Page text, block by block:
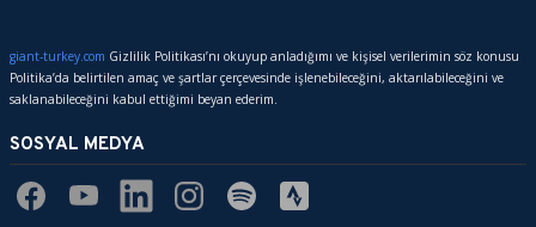
Bu ürüne benzer farklı alternatifler olmalı.
giant-turkey.com Gizlilik Politikası’nı okuyup anladığımı ve kişisel verilerimin söz konusu
Politika’da belirtilen amaç ve şartlar çerçevesinde işlenebileceğini, aktarılabileceğini ve
saklanabileceğini kabul ettiğimi beyan ederim.
SOSYAL MEDYA